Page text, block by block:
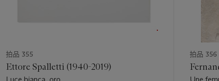
拍品 355
Ettore Spalletti (1940-2019)
Luce bianca, oro
拍品 356
Une